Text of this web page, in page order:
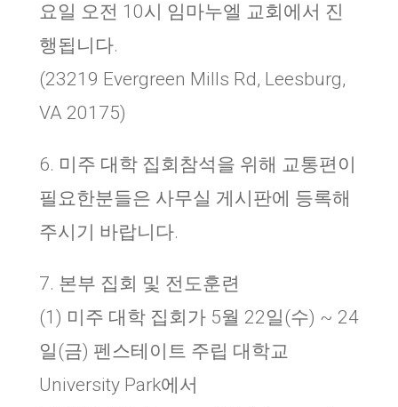
요일 오전 10시 임마누엘 교회에서 진
행됩니다.
(23219 Evergreen Mills Rd, Leesburg,
VA 20175)
6. 미주 대학 집회참석을 위해 교통편이
필요한분들은 사무실 게시판에 등록해
주시기 바랍니다.
7. 본부 집회 및 전도훈련
(1) 미주 대학 집회가 5월 22일(수) ~ 24
일(금) 펜스테이트 주립 대학교
University Park에서